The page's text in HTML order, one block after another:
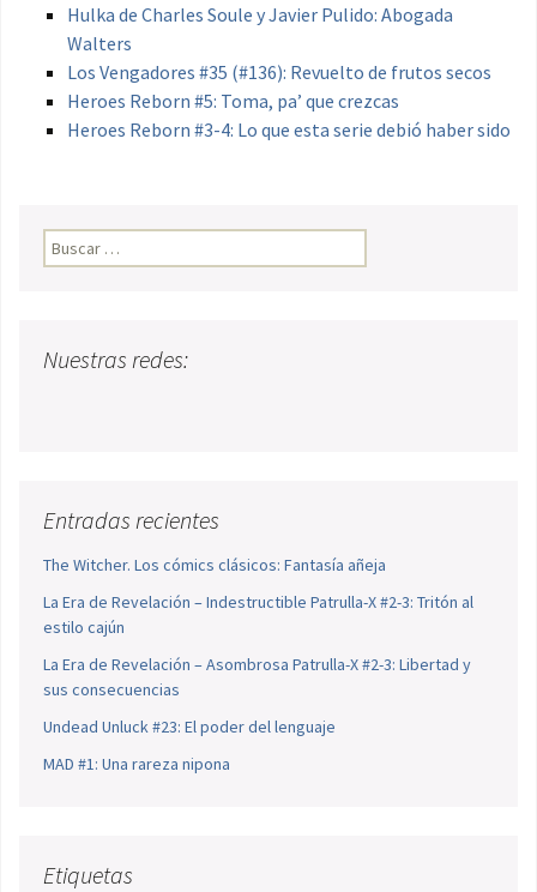
Hulka de Charles Soule y Javier Pulido: Abogada
Walters
Los Vengadores #35 (#136): Revuelto de frutos secos
Heroes Reborn #5: Toma, pa’ que crezcas
Heroes Reborn #3-4: Lo que esta serie debió haber sido
Buscar:
Nuestras redes:
Entradas recientes
The Witcher. Los cómics clásicos: Fantasía añeja
La Era de Revelación – Indestructible Patrulla-X #2-3: Tritón al
estilo cajún
La Era de Revelación – Asombrosa Patrulla-X #2-3: Libertad y
sus consecuencias
Undead Unluck #23: El poder del lenguaje
MAD #1: Una rareza nipona
Etiquetas